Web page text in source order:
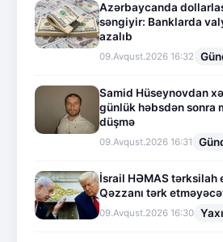
Azərbaycanda
səngiyir: Banklarda
azalıb
09.Avqust.2026 16:32
Samid Hüseynovdan
günlük həbsdən sonra
düşmə
09.Avqust.2026 16:31
İsrail HƏMAS tərksilah
Qəzzanı tərk
09.Avqust.2026 16:30